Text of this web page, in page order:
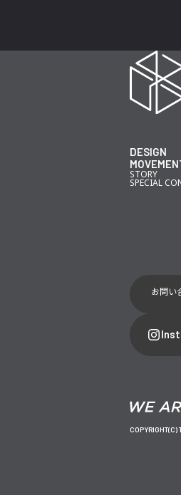
DESIGN
STORY
SPECIAL
お問い
COPYRIGHT(C)